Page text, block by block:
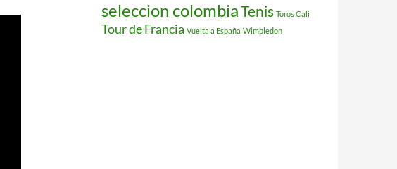
seleccion colombiaTenis Toros Cali
Tour de Francia Vuelta a España Wimbledon